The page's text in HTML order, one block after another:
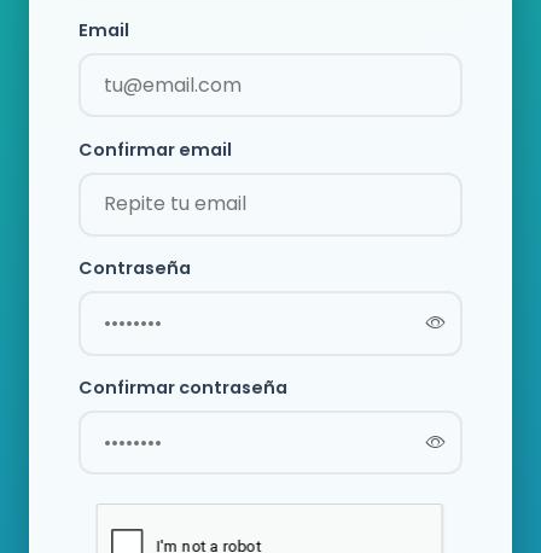
Email
Confirmar email
Contraseña
Confirmar contraseña